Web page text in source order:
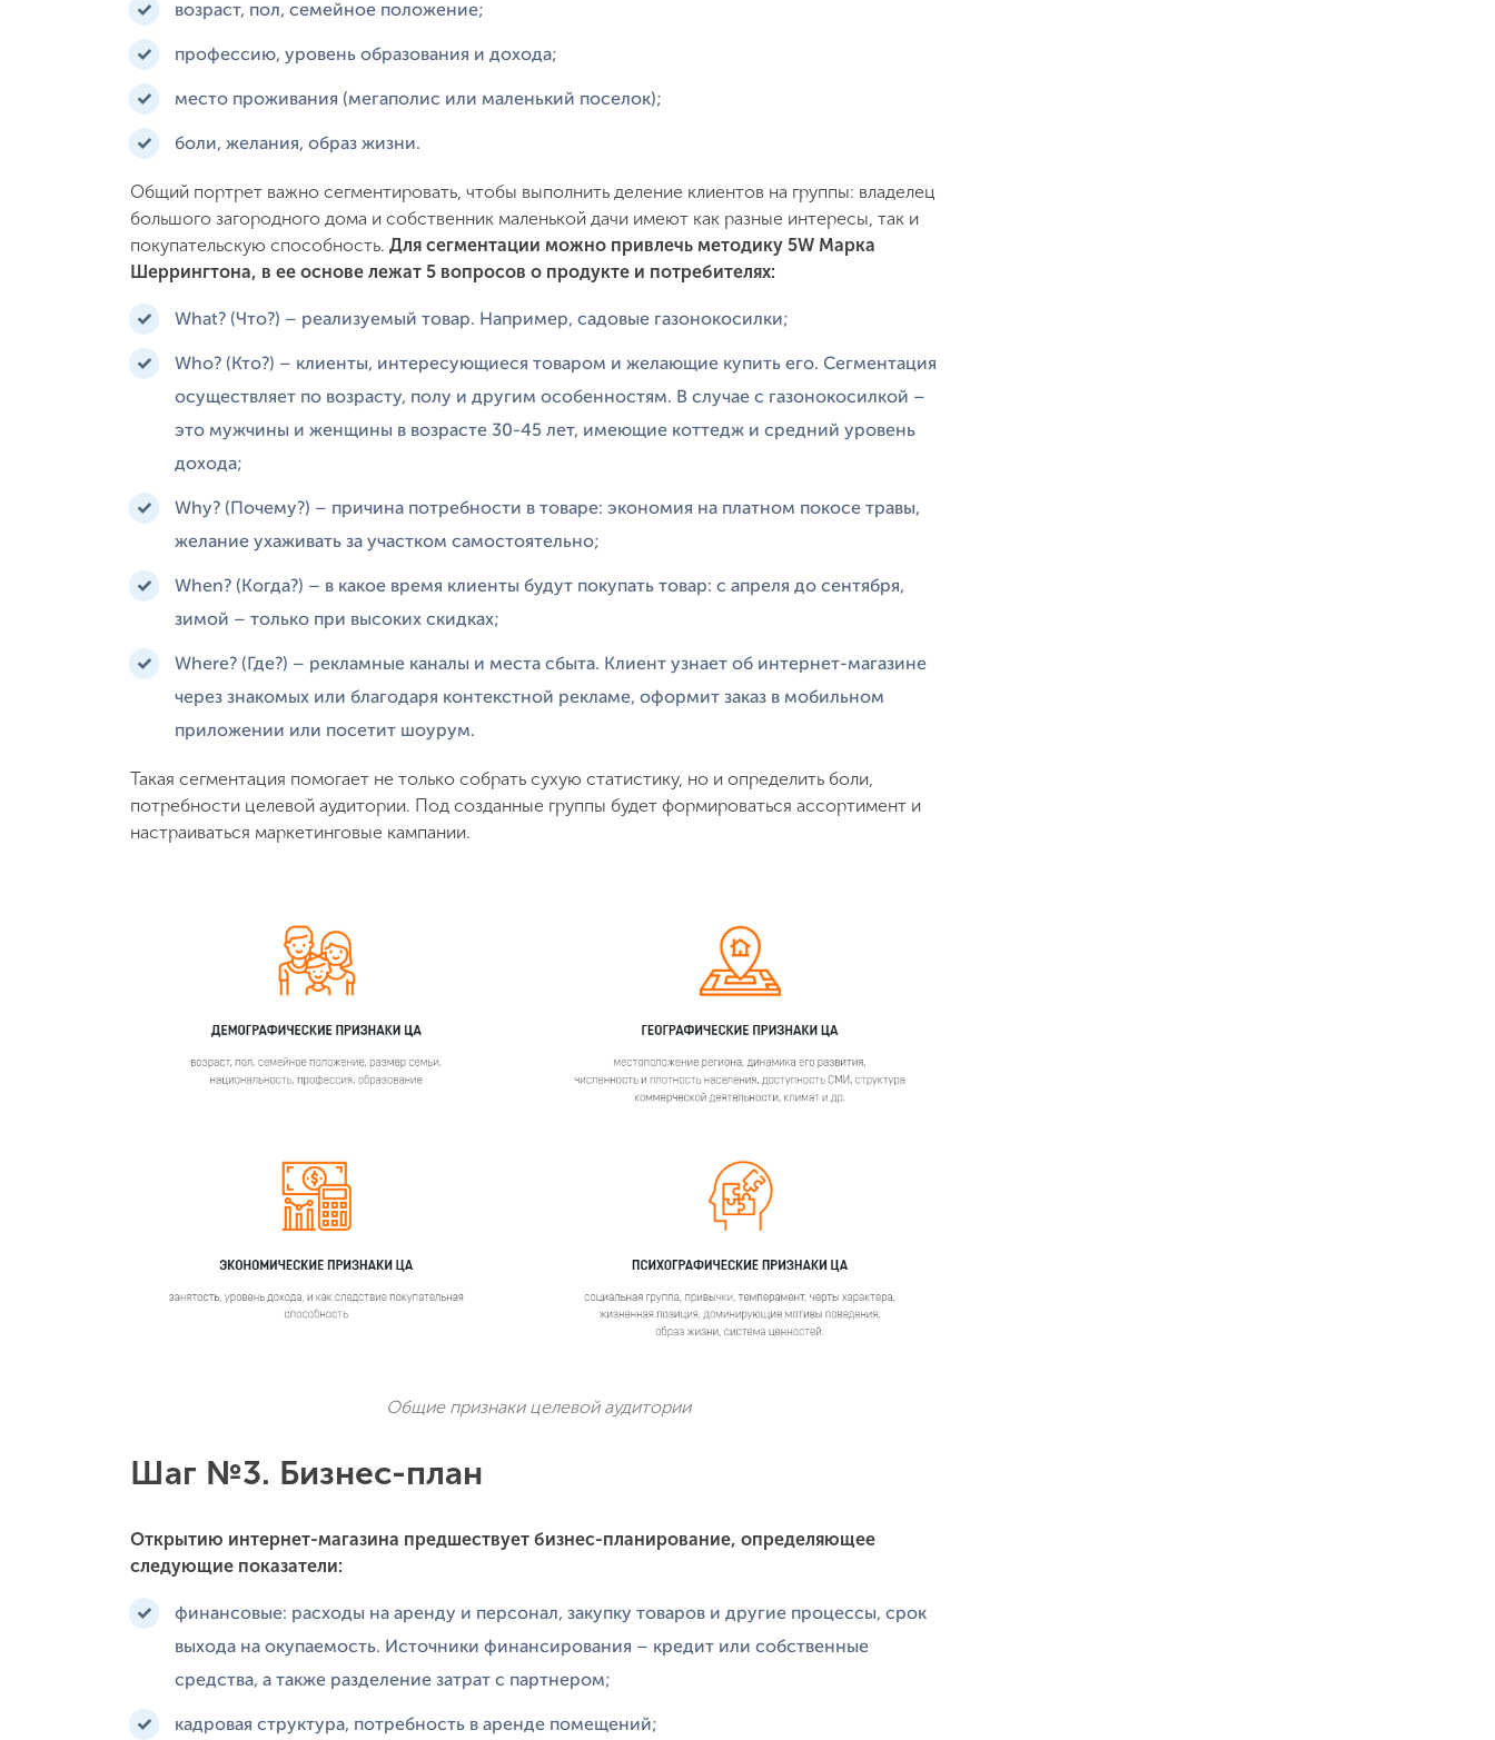
возраст, пол, семейное положение;
профессию, уровень образования и дохода;
место проживания (мегаполис или маленький поселок);
боли, желания, образ жизни.
Общий портрет важно сегментировать, чтобы выполнить деление клиентов на группы: владелец
большого загородного дома и собственник маленькой дачи имеют как разные интересы, так и
покупательскую способность. Для сегментации можно привлечь методику 5W Марка
Шеррингтона, в ее основе лежат 5 вопросов о продукте и потребителях:
What? (Что?) – реализуемый товар. Например, садовые газонокосилки;
Who? (Кто?) – клиенты, интересующиеся товаром и желающие купить его. Сегментация
осуществляет по возрасту, полу и другим особенностям. В случае с газонокосилкой –
это мужчины и женщины в возрасте 30-45 лет, имеющие коттедж и средний уровень
дохода;
Why? (Почему?) – причина потребности в товаре: экономия на платном покосе травы,
желание ухаживать за участком самостоятельно;
When? (Когда?) – в какое время клиенты будут покупать товар: с апреля до сентября,
зимой – только при высоких скидках;
Where? (Где?) – рекламные каналы и места сбыта. Клиент узнает об интернет-магазине
через знакомых или благодаря контекстной рекламе, оформит заказ в мобильном
приложении или посетит шоурум.
Такая сегментация помогает не только собрать сухую статистику, но и определить боли,
потребности целевой аудитории. Под созданные группы будет формироваться ассортимент и
настраиваться маркетинговые кампании.
Общие признаки целевой аудитории
Шаг №3. Бизнес-план
Открытию интернет-магазина предшествует бизнес-планирование, определяющее
следующие показатели:
финансовые: расходы на аренду и персонал, закупку товаров и другие процессы, срок
выхода на окупаемость. Источники финансирования – кредит или собственные
средства, а также разделение затрат с партнером;
кадровая структура, потребность в аренде помещений;